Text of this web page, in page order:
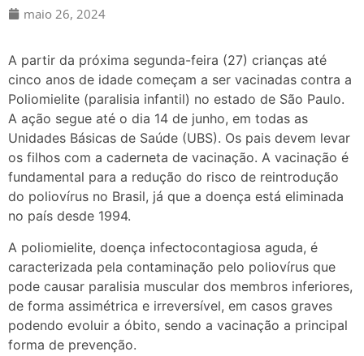
maio 26, 2024
A partir da próxima segunda-feira (27) crianças até
cinco anos de idade começam a ser vacinadas contra a
Poliomielite (paralisia infantil) no estado de São Paulo.
A ação segue até o dia 14 de junho, em todas as
Unidades Básicas de Saúde (UBS). Os pais devem levar
os filhos com a caderneta de vacinação. A vacinação é
fundamental para a redução do risco de reintrodução
do poliovírus no Brasil, já que a doença está eliminada
no país desde 1994.
A poliomielite, doença infectocontagiosa aguda, é
caracterizada pela contaminação pelo poliovírus que
pode causar paralisia muscular dos membros inferiores,
de forma assimétrica e irreversível, em casos graves
podendo evoluir a óbito, sendo a vacinação a principal
forma de prevenção.